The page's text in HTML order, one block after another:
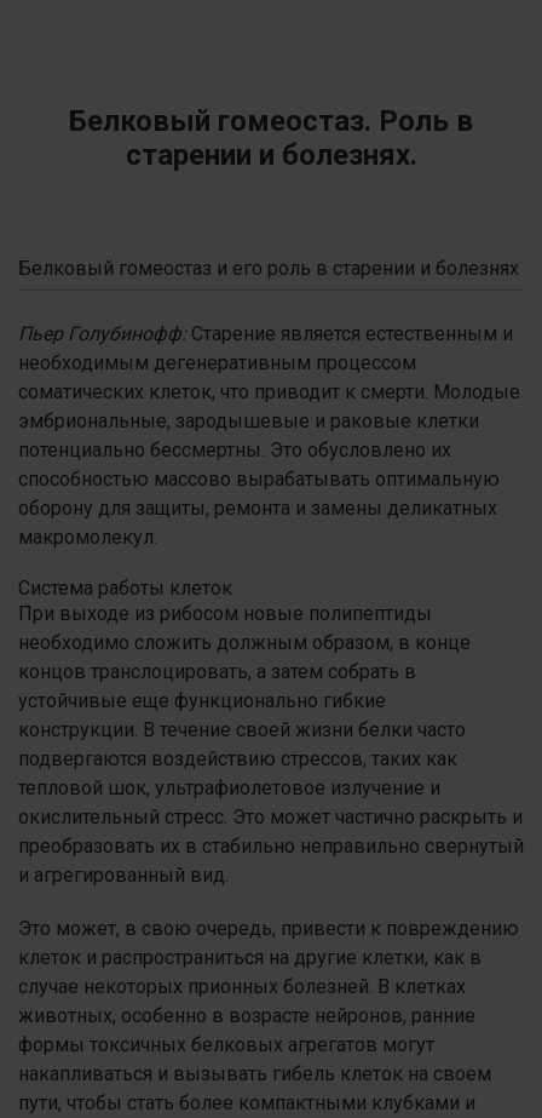
Белковый гомеостаз. Роль в
старении и болезнях.
Белковый гомеостаз и его роль в старении и болезнях
Пьер Голубинофф:Старение является естественным и
необходимым дегенеративным процессом
соматических клеток, что приводит к смерти. Молодые
эмбриональные, зародышевые и раковые клетки
потенциально бессмертны. Это обусловлено их
способностью массово вырабатывать оптимальную
оборону для защиты, ремонта и замены деликатных
макромолекул.
Система работы клеток
При выходе из рибосом новые полипептиды
необходимо сложить должным образом, в конце
концов транслоцировать, а затем собрать в
устойчивые еще функционально гибкие
конструкции. В течение своей жизни белки часто
подвергаются воздействию стрессов, таких как
тепловой шок, ультрафиолетовое излучение и
окислительный стресс. Это может частично раскрыть и
преобразовать их в стабильно неправильно свернутый
и агрегированный вид.
Это может, в свою очередь, привести к повреждению
клеток и распространиться на другие клетки, как в
случае некоторых прионных болезней. В клетках
животных, особенно в возрасте нейронов, ранние
формы токсичных белковых агрегатов могут
накапливаться и вызывать гибель клеток на своем
пути, чтобы стать более компактными клубками и